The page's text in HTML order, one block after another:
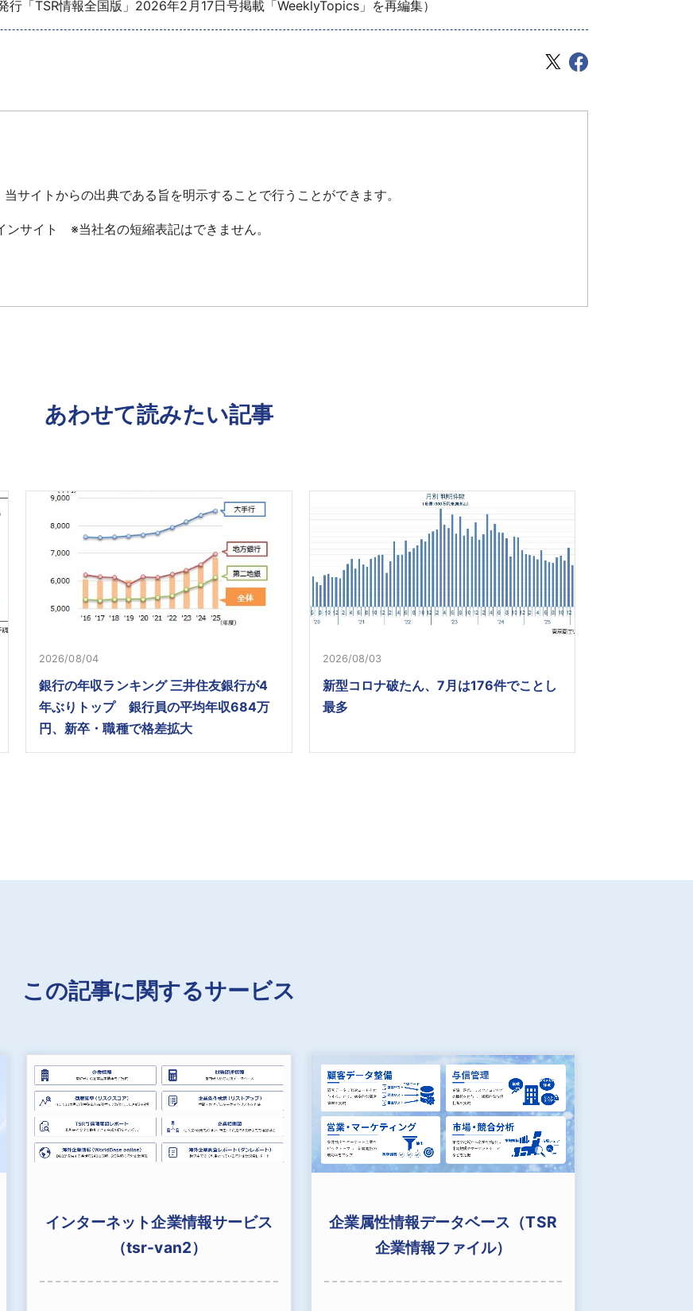
行「TSR情報全国版」2026年2月17日号掲載「WeeklyTopics」を再編集）
サイトからの出典である旨を明示することで行うことができます。
サイト ※当社名の短縮表記はできません。
あわせて読みたい記事
2026/08/04
銀行の年収ランキング 三井住友銀行が4
年ぶりトップ 銀行員の平均年収684万
円、新卒・職種で格差拡大
2026/08/03
新型コロナ破たん、7月は176件でことし
最多
この記事に関するサービス
インターネット企業情報サービス
（tsr-van2）
企業属性情報データベース（TSR
企業情報ファイル）